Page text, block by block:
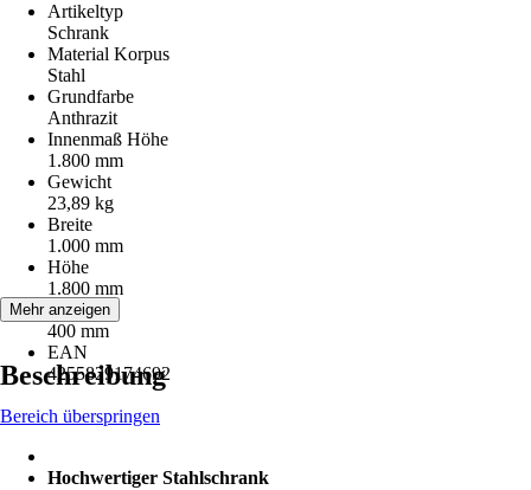
Artikeltyp
Schrank
Material Korpus
Stahl
Grundfarbe
Anthrazit
Innenmaß Höhe
1.800 mm
Gewicht
23,89 kg
Breite
1.000 mm
Höhe
1.800 mm
Tiefe
400 mm
EAN
4255829174692
Mehr anzeigen
Beschreibung
Bereich überspringen
Hochwertiger Stahlschrank